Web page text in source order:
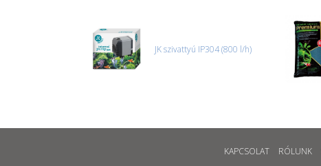
JK szivattyú IP304 (800 l/h)
KAPCSOLAT RÓLUNK